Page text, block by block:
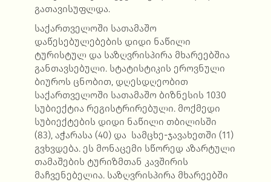
გათავისუფლდა.
საქართველოში სათამაშო
დაწესებულებების დიდი ნაწილი
ტურისტულ და საზღვრისპირა მხარეებშია
განთავსებული. სტატისტიკის ეროვნული
ბიუროს ცნობით, დღესდღეობით
საქართველოში სათამაშო ბიზნესის 1030
სუბიექტია რეგისტრირებული. მოქმედი
სუბიექტების დიდი ნაწილი თბილისში
(83), აჭარასა (40) და სამცხე-ჯავახეთში (11)
გვხვდება. ეს მონაცემი სწორედ აზარტული
თამაშების ტურიზმთან კავშირის
მაჩვენებელია. საზღვრისპირა მხარეებში